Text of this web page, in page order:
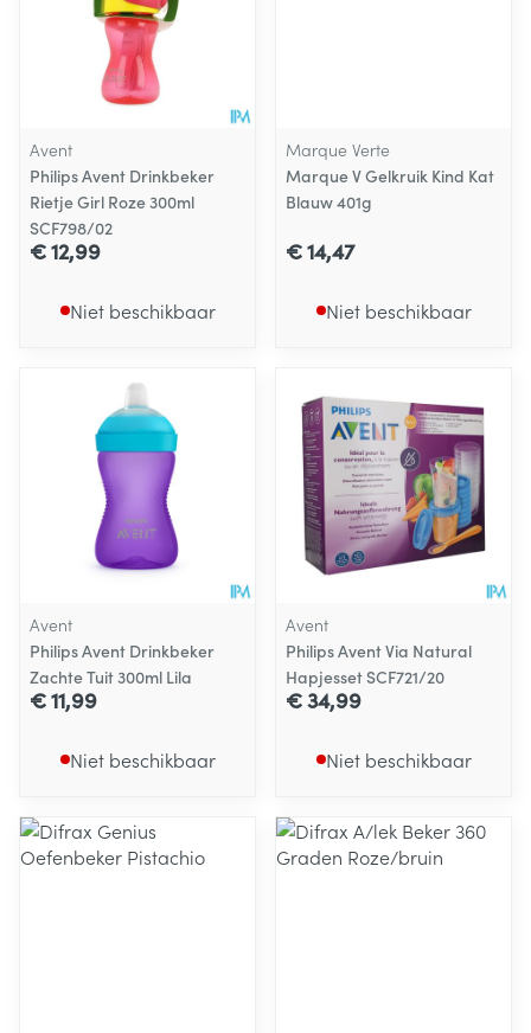
Avent
Philips Avent Drinkbeker
Rietje Girl Roze 300ml
SCF798/02
€ 12,99
Niet beschikbaar
Marque Verte
Marque V Gelkruik Kind Kat
Blauw 401g
€ 14,47
Niet beschikbaar
Avent
Philips Avent Drinkbeker
Zachte Tuit 300ml Lila
€ 11,99
Niet beschikbaar
Avent
Philips Avent Via Natural
Hapjesset SCF721/20
€ 34,99
Niet beschikbaar